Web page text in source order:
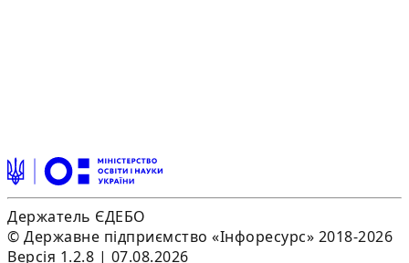
Держатель ЄДЕБО
© Державне підприємство «Інфоресурс» 2018-2026
Версія 1.2.8 | 07.08.2026